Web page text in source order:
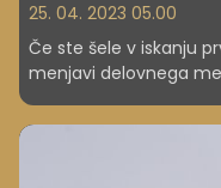
25. 04. 2023 05.00
Če ste šele v iskanju
menjavi delovnega
pomena. Časi
izkušenj so že zdavnaj
prihajajo predstavitve,
zapomnijo. Kakšen